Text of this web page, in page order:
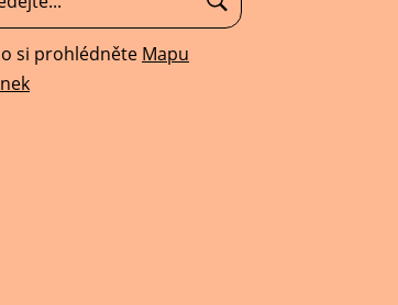
si prohlédněte Mapu